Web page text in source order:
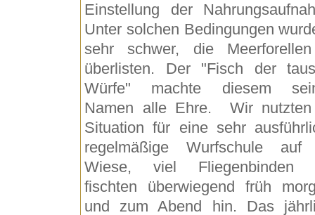
Einstellung der
Unter solchen Bedingungen
sehr schwer, die
überlisten. Der "Fisch der
Würfe" machte diesem
Namen alle Ehre. Wir
Situation für eine sehr
regelmäßige Wurfschule auf
Wiese, viel Fliegenbinden
fischten überwiegend früh
und zum Abend hin. Das